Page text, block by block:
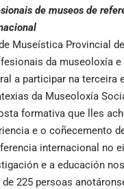
de museos de
Museística Provincial
da museoloxía
a participar na terceira
da Museoloxía
formativa que lles
e o coñecemento
internacional no
e a educación
225 persoas